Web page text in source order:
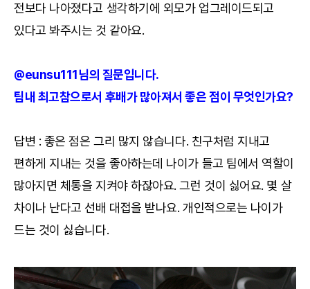
전보다 나아졌다고 생각하기에 외모가 업그레이드되고
있다고 봐주시는 것 같아요.
@eunsu111님의 질문입니다.
팀내 최고참으로서 후배가 많아져서 좋은 점이 무엇인가요?
답변 : 좋은 점은 그리 많지 않습니다. 친구처럼 지내고
편하게 지내는 것을 좋아하는데 나이가 들고 팀에서 역할이
많아지면 체통을 지켜야 하잖아요. 그런 것이 싫어요. 몇 살
차이나 난다고 선배 대접을 받나요. 개인적으로는 나이가
드는 것이 싫습니다.